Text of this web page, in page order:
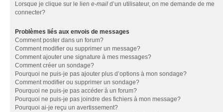
Lorsque je clique sur le lien e-mail d’un utilisateur, on me demande de me
connecter?
Problèmes liés aux envois de messages
Comment poster dans un forum?
Comment modifier ou supprimer un message?
Comment ajouter une signature à mes messages?
Comment créer un sondage?
Pourquoi ne puis-je pas ajouter plus d’options à mon sondage?
Comment modifier ou supprimer un sondage?
Pourquoi ne puis-je pas accéder à un forum?
Pourquoi ne puis-je pas joindre des fichiers à mon message?
Pourquoi ai-je reçu un avertissement?